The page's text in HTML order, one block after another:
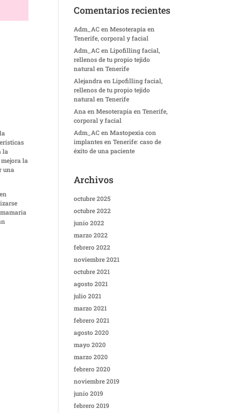
la
la
una
Comentarios recientes
Adm_AC enMesoterapia en
Tenerife, corporal y facial
Adm_AC enLipofilling facial,
rellenos de tu propio tejido
natural en Tenerife
Alejandra enLipofilling facial,
rellenos de tu propio tejido
natural en Tenerife
Ana enMesoterapia en Tenerife,
corporal y facial
Adm_AC enMastopexia con
implantes en Tenerife: caso de
éxito de una paciente
Archivos
octubre 2025
octubre 2022
junio 2022
marzo 2022
febrero 2022
noviembre 2021
octubre 2021
agosto 2021
julio 2021
marzo 2021
febrero 2021
agosto 2020
mayo 2020
marzo 2020
febrero 2020
noviembre 2019
junio 2019
febrero 2019